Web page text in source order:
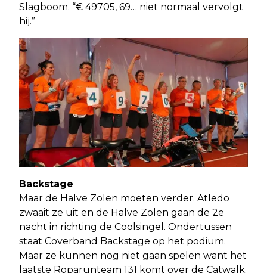
Slagboom. “€ 49705, 69… niet normaal vervolgt
hij.”
Backstage
Maar de Halve Zolen moeten verder. Atledo
zwaait ze uit en de Halve Zolen gaan de 2e
nacht in richting de Coolsingel. Ondertussen
staat Coverband Backstage op het podium.
Maar ze kunnen nog niet gaan spelen want het
laatste Roparunteam 131 komt over de Catwalk.